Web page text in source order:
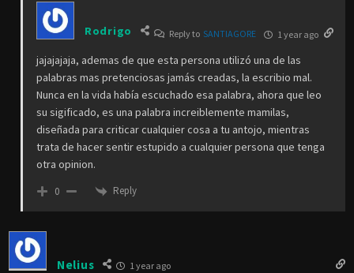
Rodrigo Reply to SANTIAGORE 1 year ago
jajajajaja, ademas de que esta persona utilizó una de las
palabras mas pretenciosas jamás creadas, la escribio mal.
Nunca en la vida había escuchado esa palabra, ahora que leo
su sigificado, es una palabra increiblemente mamilas,
diseñada para criticar cualquier cosa a tu antojo, mientras
trata de hacer sentir estupido a cualquier persona que tenga
otra opinion.
0 Reply
Nelius 1 year ago